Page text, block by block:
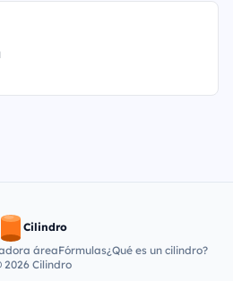
Cilindro
áreaFórmulas¿Qué es un cilindro?
2026 Cilindro